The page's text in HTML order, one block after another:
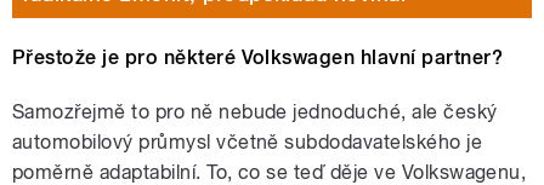
Přestože je pro některé Volkswagen hlavní partner?
Samozřejmě to pro ně nebude jednoduché, ale český
automobilový průmysl včetně subdodavatelského je
poměrně adaptabilní. To, co se teď děje ve Volkswagenu,